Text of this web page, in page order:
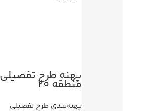
پهنه طرح تفصیلی
منطقه 20
پهنه‌بندی طرح تفصیلی